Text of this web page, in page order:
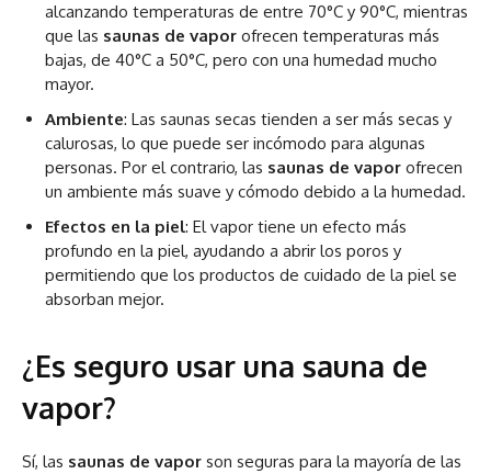
alcanzando temperaturas de entre 70°C y 90°C, mientras
que las saunas de vapor ofrecen temperaturas más
bajas, de 40°C a 50°C, pero con una humedad mucho
mayor.
Ambiente: Las saunas secas tienden a ser más secas y
calurosas, lo que puede ser incómodo para algunas
personas. Por el contrario, las saunas de vapor ofrecen
un ambiente más suave y cómodo debido a la humedad.
Efectos en la piel: El vapor tiene un efecto más
profundo en la piel, ayudando a abrir los poros y
permitiendo que los productos de cuidado de la piel se
absorban mejor.
¿Es seguro usar una sauna de
vapor?
Sí, las saunas de vapor son seguras para la mayoría de las